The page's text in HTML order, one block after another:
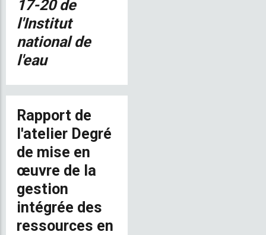
nº17-
20-
INA
17-20 de
l'Institut
national de
l'eau
Rapport de
l'atelier Degré
de mise en
œuvre de la
gestion
intégrée des
ressources en